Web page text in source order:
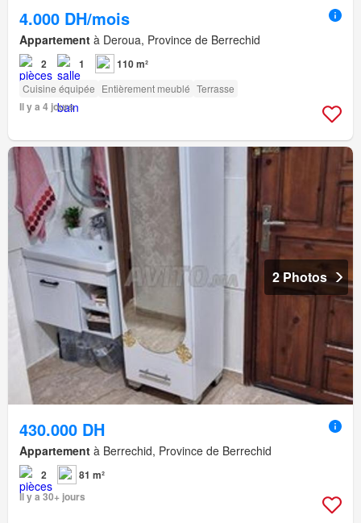
4.000 DH/mois
Appartement à Deroua, Province de Berrechid
2 1 110 m²
Cuisine équipée Entièrement meublé Terrasse
Il y a 4 jours
2 Photos
430.000 DH
Appartement à Berrechid, Province de Berrechid
2
81 m²
Il y a 30+ jours